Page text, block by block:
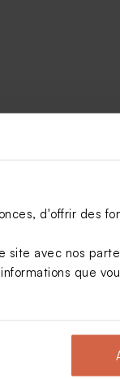
d'offrir des
site avec nos
que